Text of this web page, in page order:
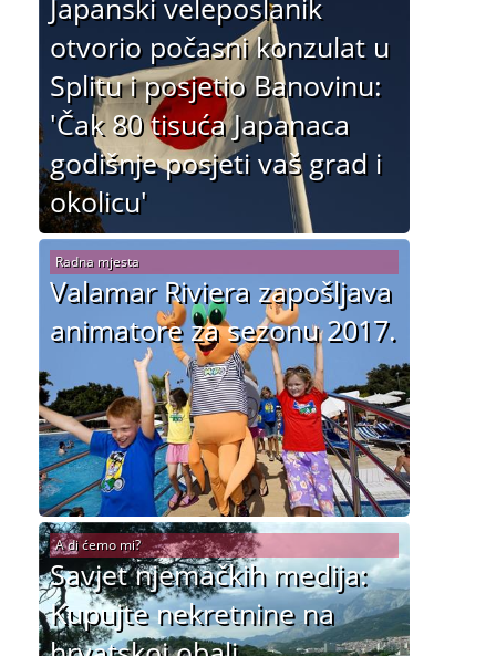
otvorio počasni konzulat u
Splitu i posjetio Banovinu:
'Čak 80 tisuća Japanaca
godišnje posjeti vaš grad i
okolicu'
Valamar Riviera zapošljava
animatore za sezonu 2017.
Radna mjesta
Savjet njemačkih medija:
Kupujte nekretnine na
A di ćemo mi?